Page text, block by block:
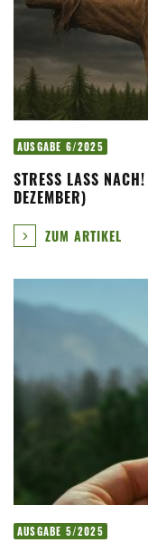
AUSGABE 6/2025
STRESS LASS
DEZEMBER)
ZUM ARTIKEL
AUSGABE 5/2025